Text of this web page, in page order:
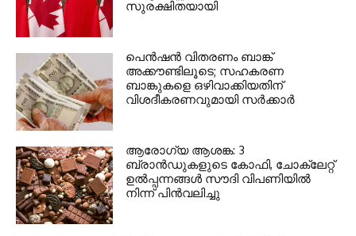
സുരക്ഷിതയായി
പെൻഷൻ വിതരണം ബാങ്ക്
അക്കൗണ്ടിലൂടെ; സഹകരണ
ബാങ്കുകളെ ഒഴിവാക്കിയതിന്
വിശദീകരണവുമായി സർക്കാർ
ആരോഗ്യ ആശങ്ക: 3
ബ്രാൻഡുകളുടെ കോഫി, ചോക്ലേറ്റ്
ഉൽപ്പന്നങ്ങൾ സൗദി വിപണിയിൽ
നിന്ന് പിൻവലിച്ചു